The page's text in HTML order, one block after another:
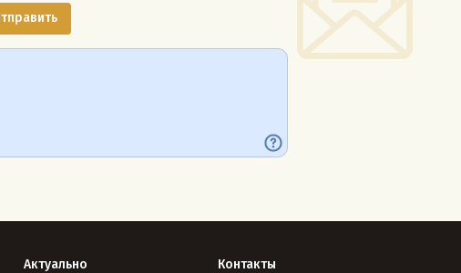
Актуально Контакты